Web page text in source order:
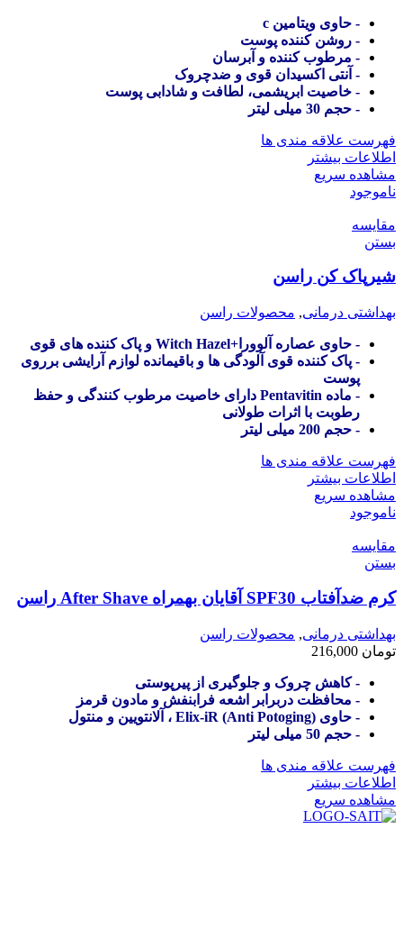
- حاوی ویتامین c
- روشن کننده پوست
- مرطوب کننده و آبرسان
- آنتی اکسیدان قوی و ضدچروک
- خاصیت ابریشمی، لطافت و شادابی پوست
- حجم 30 میلی لیتر
فهرست علاقه مندی ها
اطلاعات بیشتر
مشاهده سریع
ناموجود
مقایسه
بستن
شیرپاک کن راسن
بهداشتی درمانی, محصولات راسن
- حاوی عصاره آلوورا+Witch Hazel و پاک کننده های قوی
- پاک کننده قوی آلودگی ها و باقیمانده لوازم آرایشی برروی
پوست
- ماده Pentavitin دارای خاصیت مرطوب کنندگی و حفظ
رطوبت با اثرات طولانی
- حجم 200 میلی لیتر
فهرست علاقه مندی ها
اطلاعات بیشتر
مشاهده سریع
ناموجود
مقایسه
بستن
کرم ضدآفتاب SPF30 آقایان بهمراه After Shave راسن
بهداشتی درمانی, محصولات راسن
تومان
- کاهش چروک و جلوگیری از پیرپوستی
- محافظت دربرابر اشعه فرابنفش و مادون قرمز
- حاوی (Anti Potoging) Elix-iR ، آلانتویین و منتول
- حجم 50 میلی لیتر
فهرست علاقه مندی ها
اطلاعات بیشتر
مشاهده سریع